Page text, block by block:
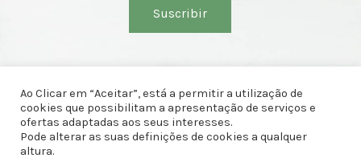
Suscribir
Ao Clicar em “Aceitar”, está a permitir a utilização de
cookies que possibilitam a apresentação de serviços e
ofertas adaptadas aos seus interesses.
Pode alterar as suas definições de cookies a qualquer
altura.